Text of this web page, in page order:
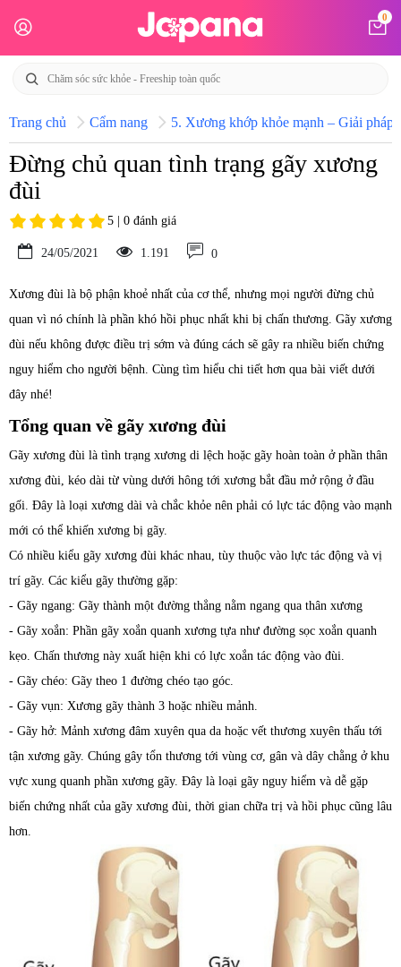
0
Trang chủ Cẩm nang 5. Xương khớp khỏe mạnh – Giải pháp
Đừng chủ quan tình trạng gãy xương
đùi
5 | 0 đánh giá
24/05/2021 1.191 0
Xương đùi là bộ phận khoẻ nhất của cơ thể, nhưng mọi người đừng chủ
quan vì nó chính là phần khó hồi phục nhất khi bị chấn thương. Gãy xương
đùi nếu không được điều trị sớm và đúng cách sẽ gây ra nhiều biến chứng
nguy hiểm cho người bệnh. Cùng tìm hiểu chi tiết hơn qua bài viết dưới
đây nhé!
Tổng quan về gãy xương đùi
Gãy xương đùi là tình trạng xương di lệch hoặc gãy hoàn toàn ở phần thân
xương đùi, kéo dài từ vùng dưới hông tới xương bắt đầu mở rộng ở đầu
gối. Đây là loại xương dài và chắc khỏe nên phải có lực tác động vào mạnh
mới có thể khiến xương bị gãy.
Có nhiều kiểu gãy xương đùi khác nhau, tùy thuộc vào lực tác động và vị
trí gãy. Các kiểu gãy thường gặp:
- Gãy ngang: Gãy thành một đường thẳng nằm ngang qua thân xương
- Gãy xoắn: Phần gãy xoắn quanh xương tựa như đường sọc xoắn quanh
kẹo. Chấn thương này xuất hiện khi có lực xoắn tác động vào đùi.
- Gãy chéo: Gãy theo 1 đường chéo tạo góc.
- Gãy vụn: Xương gãy thành 3 hoặc nhiều mảnh.
- Gãy hở: Mảnh xương đâm xuyên qua da hoặc vết thương xuyên thấu tới
tận xương gãy. Chúng gây tổn thương tới vùng cơ, gân và dây chằng ở khu
vực xung quanh phần xương gãy. Đây là loại gãy nguy hiểm và dễ gặp
biến chứng nhất của gãy xương đùi, thời gian chữa trị và hồi phục cũng lâu
hơn.